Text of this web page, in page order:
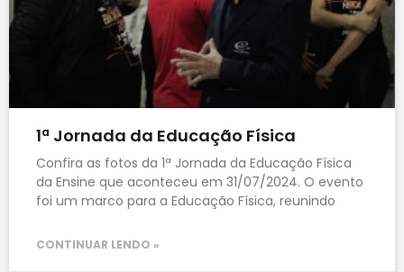
1ª Jornada da Educação Física
Confira as fotos da 1ª Jornada da Educação Física
da Ensine que aconteceu em 31/07/2024. O evento
foi um marco para a Educação Física, reunindo
CONTINUAR LENDO »